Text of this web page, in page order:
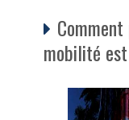
mobilité